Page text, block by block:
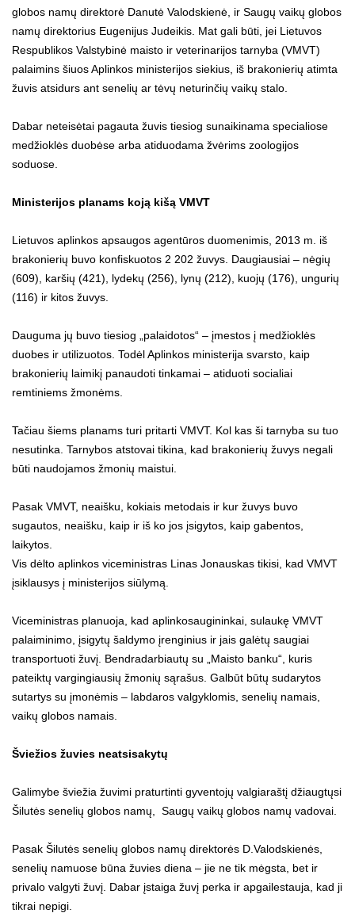
globos namų direktorė Danutė Valodskienė, ir Saugų vaikų globos
namų direktorius Eugenijus Judeikis. Mat gali būti, jei Lietuvos
Respublikos Valstybinė maisto ir veterinarijos tarnyba (VMVT)
palaimins šiuos Aplinkos ministerijos siekius, iš brakonierių atimta
žuvis atsidurs ant senelių ar tėvų neturinčių vaikų stalo.
Dabar neteisėtai pagauta žuvis tiesiog sunaikinama specialiose
medžioklės duobėse arba atiduodama žvėrims zoologijos
soduose.
Ministerijos planams koją kišą VMVT
Lietuvos aplinkos apsaugos agentūros duomenimis, 2013 m. iš
brakonierių buvo konfiskuotos 2 202 žuvys. Daugiausiai – nėgių
(609), karšių (421), lydekų (256), lynų (212), kuojų (176), ungurių
(116) ir kitos žuvys.
Dauguma jų buvo tiesiog „palaidotos“ – įmestos į medžioklės
duobes ir utilizuotos. Todėl Aplinkos ministerija svarsto, kaip
brakonierių laimikį panaudoti tinkamai – atiduoti socialiai
remtiniems žmonėms.
Tačiau šiems planams turi pritarti VMVT. Kol kas ši tarnyba su tuo
nesutinka. Tarnybos atstovai tikina, kad brakonierių žuvys negali
būti naudojamos žmonių maistui.
Pasak VMVT, neaišku, kokiais metodais ir kur žuvys buvo
sugautos, neaišku, kaip ir iš ko jos įsigytos, kaip gabentos,
laikytos.
Vis dėlto aplinkos viceministras Linas Jonauskas tikisi, kad VMVT
įsiklausys į ministerijos siūlymą.
Viceministras planuoja, kad aplinkosaugininkai, sulaukę VMVT
palaiminimo, įsigytų šaldymo įrenginius ir jais galėtų saugiai
transportuoti žuvį. Bendradarbiautų su „Maisto banku“, kuris
pateiktų vargingiausių žmonių sąrašus. Galbūt būtų sudarytos
sutartys su įmonėmis – labdaros valgyklomis, senelių namais,
vaikų globos namais.
Šviežios žuvies neatsisakytų
Galimybe šviežia žuvimi praturtinti gyventojų valgiaraštį džiaugtųsi
Šilutės senelių globos namų, Saugų vaikų globos namų vadovai.
Pasak Šilutės senelių globos namų direktorės D.Valodskienės,
senelių namuose būna žuvies diena – jie ne tik mėgsta, bet ir
privalo valgyti žuvį. Dabar įstaiga žuvį perka ir apgailestauja, kad ji
tikrai nepigi.